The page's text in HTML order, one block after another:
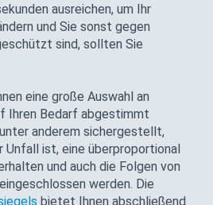
ausreichen, um Ihr
und Sie sonst gegen
sind, sollten Sie
eine große Auswahl an
Ihren Bedarf abgestimmt
anderem sichergestellt,
Unfall ist, eine überproportional
und auch die Folgen von
werden. Die
bietet Ihnen abschließend